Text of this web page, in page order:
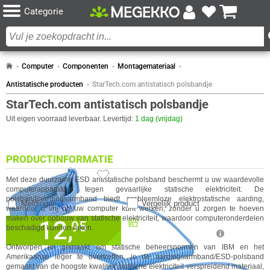
Categorie
Computer Componenten Montagemateriaal
Antistatische producten StarTech.com antistatisch polsbandje
StarTech.com antistatisch polsbandje
Uit eigen voorraad leverbaar. Levertijd: 1 dag (vrijdag)
12,95
IN WINKELMAND
Beschikbaar in onze
Megekko Shop Breda
✓ Nu bestellen morgen in huis!
✓ 30 dagen bedenktermijn!
Vergelijk product
Meldingen
GA NAAR
PRODUCTINFORMATIE
Met deze duurzame ESD antistatische polsband beschermt u uw waardevolle
computerapparatuur tegen gevaarlijke statische elektriciteit. De
polsband/aardingsarmband biedt probleemloze elektrostatische aarding,
waardoor u vrij op uw computer kunt werken, zonder u zorgen te hoeven
maken over opbouw van statische elektriciteit, waardoor computeronderdelen
beschadigd kunnen raken.
Ontworpen en gemaakt om statische beheersnormen van IBM en het
Amerikaanse leger te overtreffen, is de aardingsarmband/ESD-polsband
gemaakt van de hoogste kwaliteit statische elektriciteit verspreidend materiaal,